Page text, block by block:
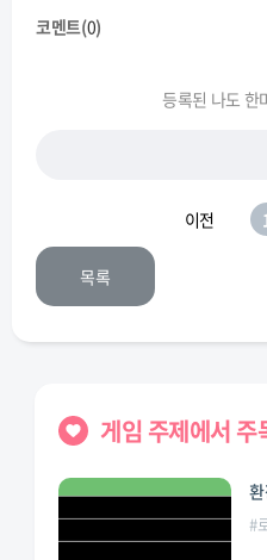
코멘트(0)
등록된 나도 한
이전
목록
직업#티어표
게임 주제에서 주
#